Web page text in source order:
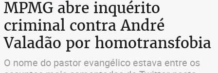
MPMG abre inquérito
criminal contra André
Valadão por homotransfobia
O nome do pastor evangélico estava entre os